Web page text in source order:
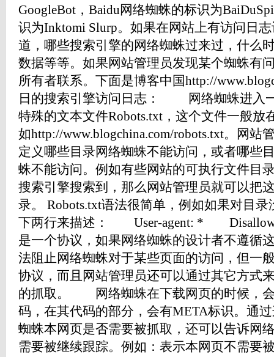
GoogleBot，Baidu网络蜘蛛的标识为
识为Inktomi Slurp。如果在网站上有访问日
道，哪些搜索引擎的网络蜘蛛过来过，什么
数据等等。如果网站管理员发现某个蜘蛛有
所有者联系。下面是博客中国http://
日的搜索引擎访问日志： 网络蜘蛛进入
特殊的文本文件Robots.txt，这个文件一般放
如http://www.blogchina.com/robots.txt。网站
定义哪些目录网络蜘蛛不能访问，或者哪些
蛛不能访问。例如有些网站的可执行文件目
搜索引擎搜索到，那么网站管理员就可以把
录。 Robots.txt语法很简单，例如如果对目
下两行来描述： User-agent: *
是一个协议，如果网络蜘蛛的设计者不遵循
法阻止网络蜘蛛对于某些页面的访问，但一
协议，而且网站管理员还可以通过其它方式
的抓取。 网络蜘蛛在下载网页的时候，
码，在其代码的部分，会有META标识。通
蜘蛛本网页是否需要被抓取，还可以告诉网
需要被继续跟踪。例如：表示本网页不需要